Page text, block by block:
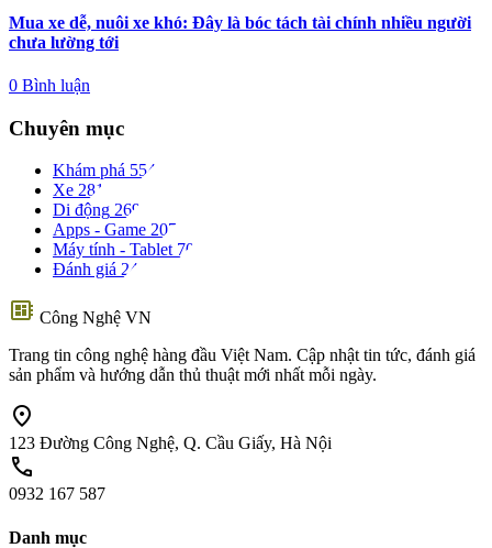
Mua xe dễ, nuôi xe khó: Đây là bóc tách tài chính nhiều người
chưa lường tới
0 Bình luận
Chuyên mục
Khám phá 554
Xe 281
Di động 269
Apps - Game 207
Máy tính - Tablet 70
Đánh giá 24
developer_board Công Nghệ VN
Trang tin công nghệ hàng đầu Việt Nam. Cập nhật tin tức, đánh giá
sản phẩm và hướng dẫn thủ thuật mới nhất mỗi ngày.
location_on
123 Đường Công Nghệ, Q. Cầu Giấy, Hà Nội
call
0932 167 587
Danh mục